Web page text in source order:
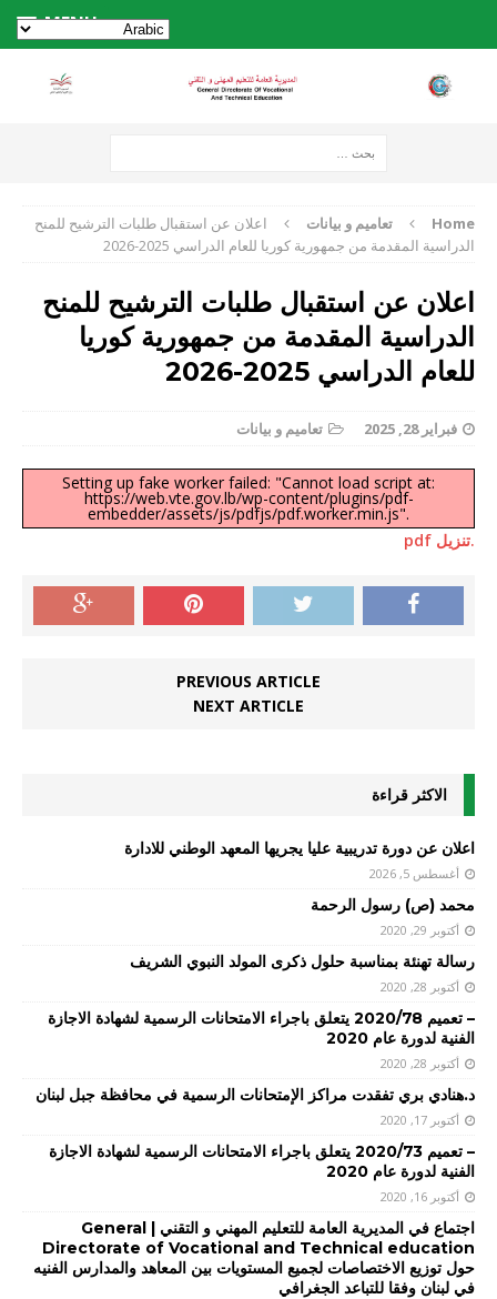
MENU
Home تعاميم و بيانات
اعلان عن استقبال طلبات الترشيح للمنح
الدراسية المقدمة من جمهورية كوريا للعام الدراسي 2025-2026
اعلان عن استقبال طلبات الترشيح للمنح
الدراسية المقدمة من جمهورية كوريا
للعام الدراسي 2025-2026
فبراير 28, 2025 تعاميم و بيانات
Setting up fake worker failed: "Cannot load script at:
https://web.vte.gov.lb/wp-content/plugins/pdf-
embedder/assets/js/pdfjs/pdf.worker.min.js".
.تنزيل pdf
PREVIOUS ARTICLE
NEXT ARTICLE
الاكثر قراءة
اعلان عن دورة تدريبية عليا يجريها المعهد الوطني للادارة
أغسطس 5, 2026
محمد (ص) رسول الرحمة
أكتوبر 29, 2020
رسالة تهنئة بمناسبة حلول ذكرى المولد النبوي الشريف
أكتوبر 28, 2020
– تعميم 2020/78 يتعلق باجراء الامتحانات الرسمية لشهادة الاجازة
الفنية لدورة عام 2020
أكتوبر 28, 2020
د.هنادي بري تفقدت مراكز الإمتحانات الرسمية في محافظة جبل لبنان
أكتوبر 17, 2020
– تعميم 2020/73 يتعلق باجراء الامتحانات الرسمية لشهادة الاجازة
الفنية لدورة عام 2020
أكتوبر 16, 2020
اجتماع في المديرية العامة للتعليم المهني و التقني | General
Directorate of Vocational and Technical education
حول توزيع الاختصاصات لجميع المستويات بين المعاهد والمدارس الفنيه
في لبنان وفقا للتباعد الجغرافي